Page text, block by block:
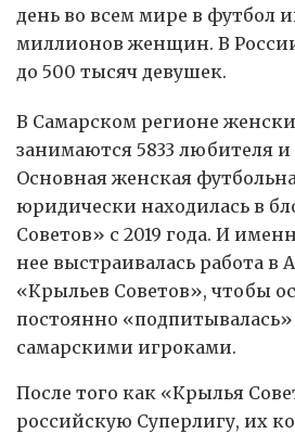
день во всем мире в футбол
миллионов женщин. В
до 500 тысяч девушек.
В Самарском регионе
занимаются 5833 любителя
Основная женская
юридически находилась в
Советов» с 2019 года. И
нее выстраивалась работа в
«Крыльев Советов», чтобы
постоянно
самарскими игроками.
После того как «Крылья
российскую Суперлигу, их